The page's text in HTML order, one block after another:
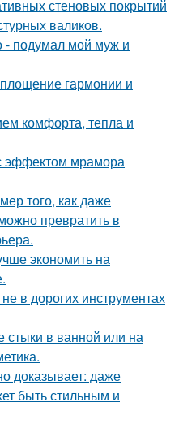
стеновых покрытий
валиков.
- подумал мой муж и
гармонии и
комфорта, тепла и
эффектом мрамора
того, как даже
превратить в
экономить на
в дорогих инструментах
в ванной или на
доказывает: даже
быть стильным и